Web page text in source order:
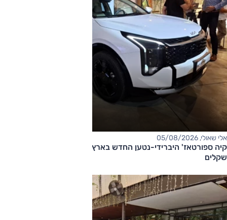
אלי שאולי, 05/08/2026
שקלים